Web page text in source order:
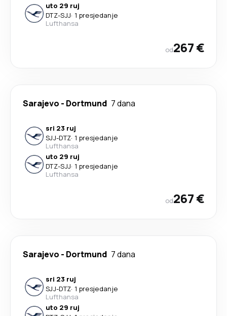
uto 29 ruj
DTZ-SJJ· 1 presjedanje
Lufthansa
od267 €
Sarajevo - Dortmund 7 dana
sri 23 ruj
SJJ-DTZ· 1 presjedanje
Lufthansa
uto 29 ruj
DTZ-SJJ· 1 presjedanje
Lufthansa
od267 €
Sarajevo - Dortmund 7 dana
sri 23 ruj
SJJ-DTZ· 1 presjedanje
Lufthansa
uto 29 ruj